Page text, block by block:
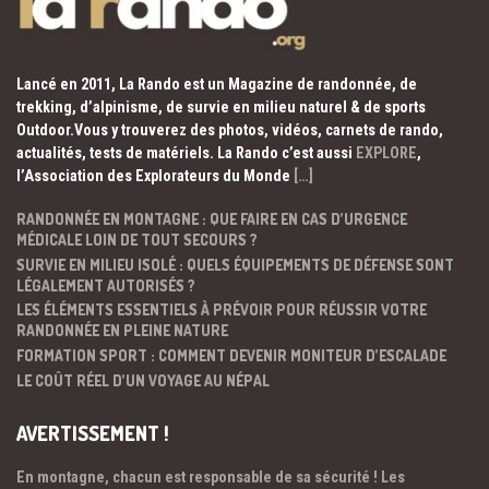
Lancé en 2011, La Rando est un Magazine de randonnée, de
trekking, d’alpinisme, de survie en milieu naturel & de sports
Outdoor.Vous y trouverez des photos, vidéos, carnets de rando,
actualités, tests de matériels. La Rando c’est aussi EXPLORE,
l’Association des Explorateurs du Monde […]
RANDONNÉE EN MONTAGNE : QUE FAIRE EN CAS D’URGENCE
MÉDICALE LOIN DE TOUT SECOURS ?
SURVIE EN MILIEU ISOLÉ : QUELS ÉQUIPEMENTS DE DÉFENSE SONT
LÉGALEMENT AUTORISÉS ?
LES ÉLÉMENTS ESSENTIELS À PRÉVOIR POUR RÉUSSIR VOTRE
RANDONNÉE EN PLEINE NATURE
FORMATION SPORT : COMMENT DEVENIR MONITEUR D’ESCALADE
LE COÛT RÉEL D’UN VOYAGE AU NÉPAL
AVERTISSEMENT !
En montagne, chacun est responsable de sa sécurité ! Les